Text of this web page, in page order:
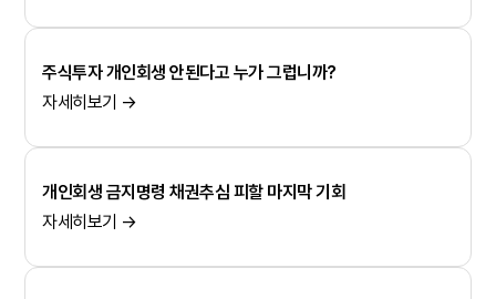
주식투자 개인회생 안된다고 누가 그럽니까?
자세히보기 →
개인회생 금지명령 채권추심 피할 마지막 기회
자세히보기 →